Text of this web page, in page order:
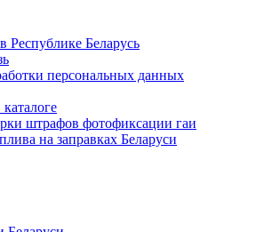
Республике Беларусь
персональных данных
штрафов фотофиксации гаи
на заправках Беларуси